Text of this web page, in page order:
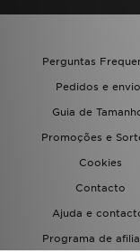
Perguntas
Pedidos e
Guia de
Promoções e
Cookies
Contacto
Ajuda e
Programa de